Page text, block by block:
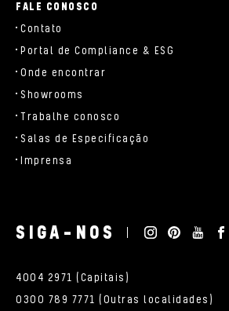
FALE CONOSCO
Contato
Portal de Compliance & ESG
Onde encontrar
Showrooms
Trabalhe conosco
Salas de Especificação
Imprensa
SIGA-NOS
4004 2971 (Capitais)
0300 789 7771 (Outras localidades)